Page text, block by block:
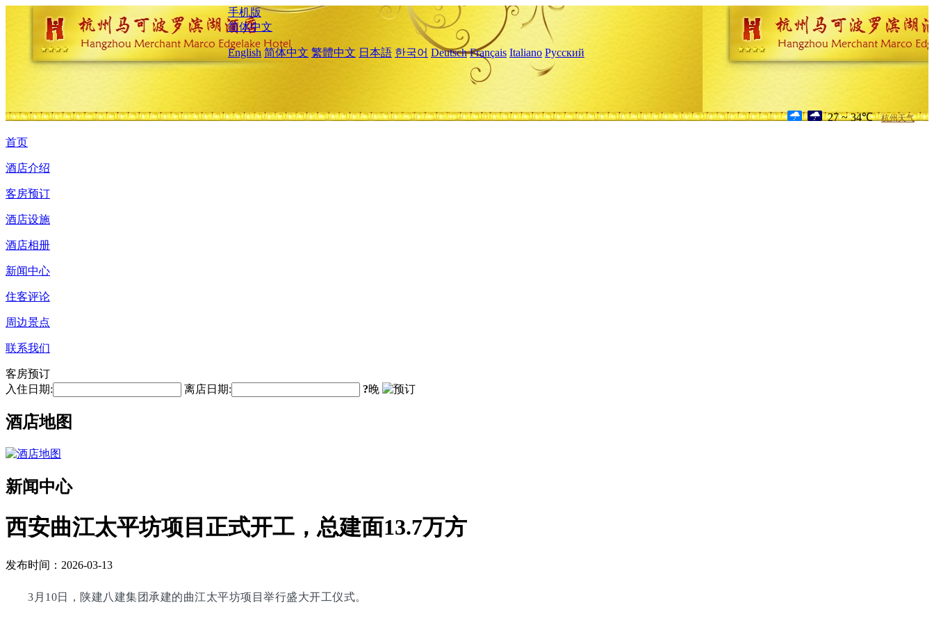
手机版
简体中文
English 简体中文 繁體中文 日本語 한국어 Deutsch Français Italiano Русский
27 ~ 34℃ 杭州天气
首页
酒店介绍
客房预订
酒店设施
酒店相册
新闻中心
住客评论
周边景点
联系我们
客房预订
入住日期:
离店日期: ?晚
酒店地图
新闻中心
西安曲江太平坊项目正式开工，总建面13.7万方
发布时间：2026-03-13
3月10日，陕建八建集团承建的曲江太平坊项目举行盛大开工仪式。